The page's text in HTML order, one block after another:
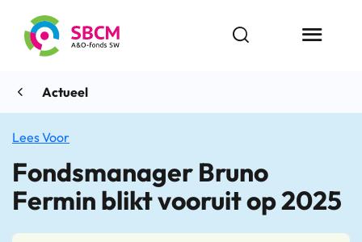
inhoud
Open zoekbalk
Menu
Actueel
Lees Voor
Fondsmanager Bruno
Fermin blikt vooruit op 2025